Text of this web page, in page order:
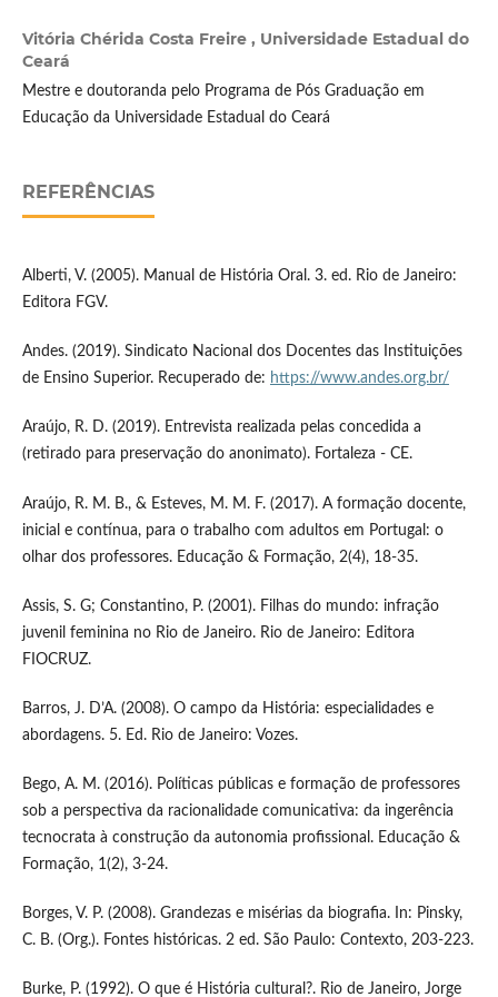
Vitória Chérida Costa Freire , Universidade Estadual do
Ceará
Mestre e doutoranda pelo Programa de Pós Graduação em
Educação da Universidade Estadual do Ceará
REFERÊNCIAS
Alberti, V. (2005). Manual de História Oral. 3. ed. Rio de Janeiro:
Editora FGV.
Andes. (2019). Sindicato Nacional dos Docentes das Instituições
de Ensino Superior. Recuperado de: https://www.andes.org.br/
Araújo, R. D. (2019). Entrevista realizada pelas concedida a
(retirado para preservação do anonimato). Fortaleza - CE.
Araújo, R. M. B., & Esteves, M. M. F. (2017). A formação docente,
inicial e contínua, para o trabalho com adultos em Portugal: o
olhar dos professores. Educação & Formação, 2(4), 18-35.
Assis, S. G; Constantino, P. (2001). Filhas do mundo: infração
juvenil feminina no Rio de Janeiro. Rio de Janeiro: Editora
FIOCRUZ.
Barros, J. D’A. (2008). O campo da História: especialidades e
abordagens. 5. Ed. Rio de Janeiro: Vozes.
Bego, A. M. (2016). Políticas públicas e formação de professores
sob a perspectiva da racionalidade comunicativa: da ingerência
tecnocrata à construção da autonomia profissional. Educação &
Formação, 1(2), 3-24.
Borges, V. P. (2008). Grandezas e misérias da biografia. In: Pinsky,
C. B. (Org.). Fontes históricas. 2 ed. São Paulo: Contexto, 203-223.
Burke, P. (1992). O que é História cultural?. Rio de Janeiro, Jorge